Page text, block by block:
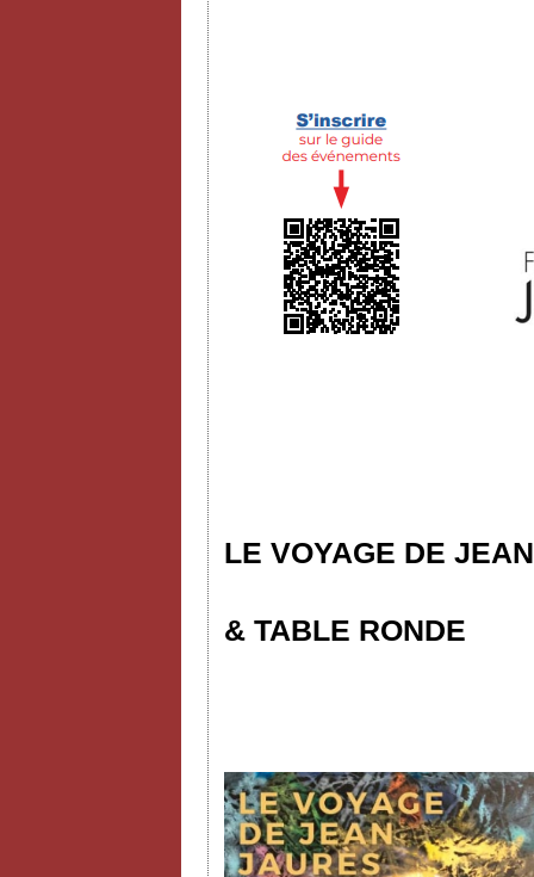
LE VOYAGE DE
& TABLE RONDE